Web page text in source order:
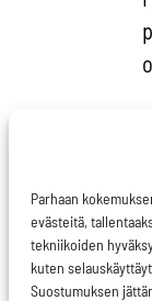
Parhaan
evästeitä,
tekniikoiden
kuten
Suostumuksen